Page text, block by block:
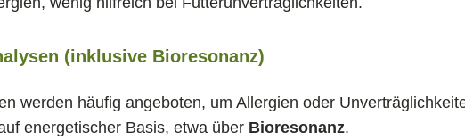
(inklusive Bioresonanz)
werden häufig angeboten, um Allergien oder
energetischer Basis, etwa über Bioresonanz.